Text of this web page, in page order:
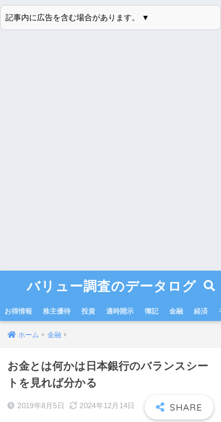
記事内に広告を含む場合があります。 ▼
バリュー調査のデータログ
お得情報 株主優待 投資 適時開示 簿記 金融 経済
ホーム 金融
お金とは何かは日本銀行のバランスシー
トを見れば分かる
2019年8月5日 2024年12月14日